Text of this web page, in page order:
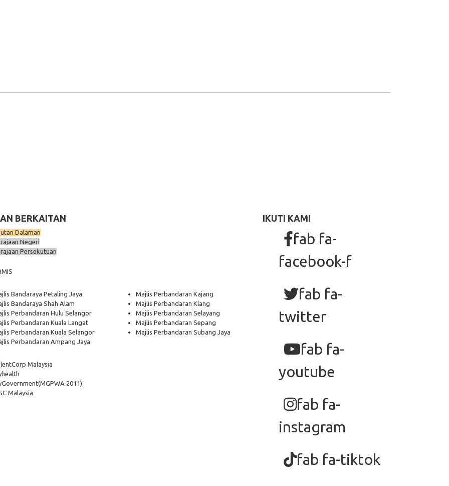
BERKAITAN
Dalaman
Negeri
Persekutuan
Bandaraya Petaling Jaya
Bandaraya Shah Alam
Perbandaran Hulu Selangor
Perbandaran Kuala Langat
Perbandaran Kuala Selangor
Perbandaran Ampang Jaya
Majlis Perbandaran Kajang
Majlis Perbandaran Klang
Majlis Perbandaran Selayang
Majlis Perbandaran Sepang
Majlis Perbandaran Subang Jaya
Malaysia
(MGPWA 2011)
Malaysia
IKUTI KAMI
fab fa-
facebook-f
fab fa-
twitter
fab fa-
youtube
fab fa-
instagram
fab fa-tiktok